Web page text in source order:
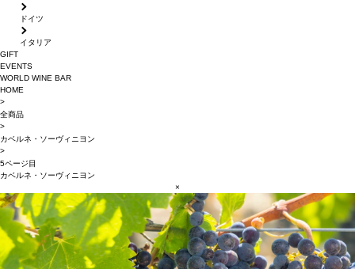
ドイツ
イタリア
GIFT
EVENTS
WORLD WINE BAR
HOME
>
全商品
>
カベルネ・ソーヴィニヨン
>
5ページ目
カベルネ・ソーヴィニヨン
×